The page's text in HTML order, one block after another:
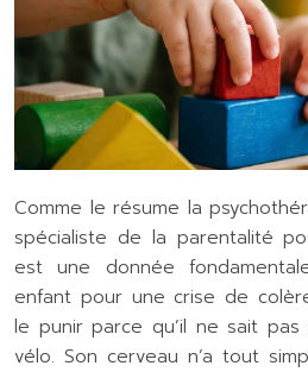
Comme le résume la
spécialiste de la parentalité
est une donnée
enfant pour une crise de
le punir parce qu’il ne sait
vélo. Son cerveau n’a tout